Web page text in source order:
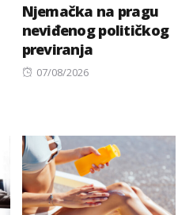
Njemačka na pragu
neviđenog političkog
previranja
Posted
07/08/2026